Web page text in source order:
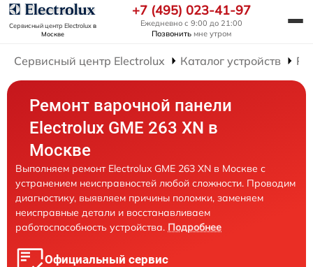
Сервисный центр Electroluxв
Москве
+7 (495) 023-41-97
Ежедневно с 9:00 до 21:00
Позвонить мне утром
Сервисный центр Electrolux Каталог устройств
Ремонт варочной панели
Electrolux GME 263 XN в
Москве
Выполняем ремонт Electrolux GME 263 XN в Москве с
устранением неисправностей любой сложности. Проводим
диагностику, выявляем причины поломки, заменяем
неисправные детали и восстанавливаем
работоспособность устройства. Подробнее
Официальный сервис